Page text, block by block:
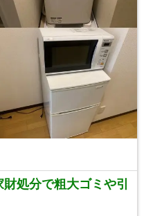
処分で粗大ゴミや引